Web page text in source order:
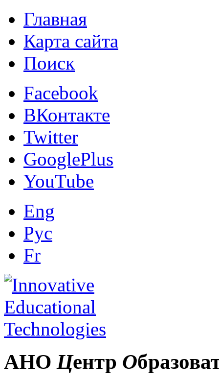
Главная
Карта сайта
Поиск
Facebook
ВКонтакте
Twitter
GooglePlus
YouTube
Eng
Рус
Fr
АНО Центр О